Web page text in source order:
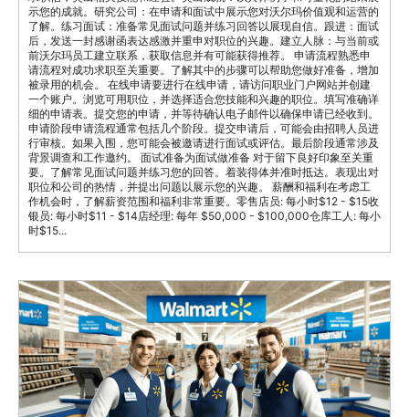
示您的成就。研究公司：在申请和面试中展示您对沃尔玛价值观和运营的
了解。练习面试：准备常见面试问题并练习回答以展现自信。跟进：面试
后，发送一封感谢函表达感激并重申对职位的兴趣。建立人脉：与当前或
前沃尔玛员工建立联系，获取信息并有可能获得推荐。 申请流程熟悉申
请流程对成功求职至关重要。了解其中的步骤可以帮助您做好准备，增加
被录用的机会。 在线申请要进行在线申请，请访问职业门户网站并创建
一个账户。浏览可用职位，并选择适合您技能和兴趣的职位。填写准确详
细的申请表。提交您的申请，并等待确认电子邮件以确保申请已经收到。
申请阶段申请流程通常包括几个阶段。提交申请后，可能会由招聘人员进
行审核。如果入围，您可能会被邀请进行面试或评估。最后阶段通常涉及
背景调查和工作邀约。 面试准备为面试做准备 对于留下良好印象至关重
要。了解常见面试问题并练习您的回答。着装得体并准时抵达。表现出对
职位和公司的热情，并提出问题以展示您的兴趣。 薪酬和福利在考虑工
作机会时，了解薪资范围和福利非常重要。零售店员: 每小时$12 - $15收
银员: 每小时$11 - $14店经理: 每年 $50,000 - $100,000仓库工人: 每小
时$15...